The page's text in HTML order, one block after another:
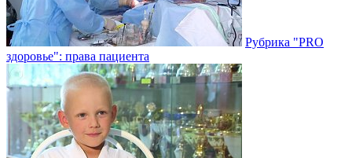
Рубрика "PRO
здоровье": права пациента